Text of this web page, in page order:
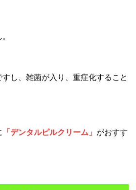
し、雑菌が入り、重症化すること
「デンタルピルクリーム」 がおすす